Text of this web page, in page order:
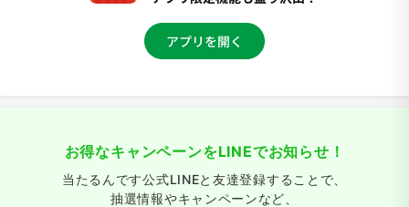
お得なキャンペーンをLINEでお知らせ！
当たるんです公式LINEと友達登録することで、
抽選情報やキャンペーンなど、